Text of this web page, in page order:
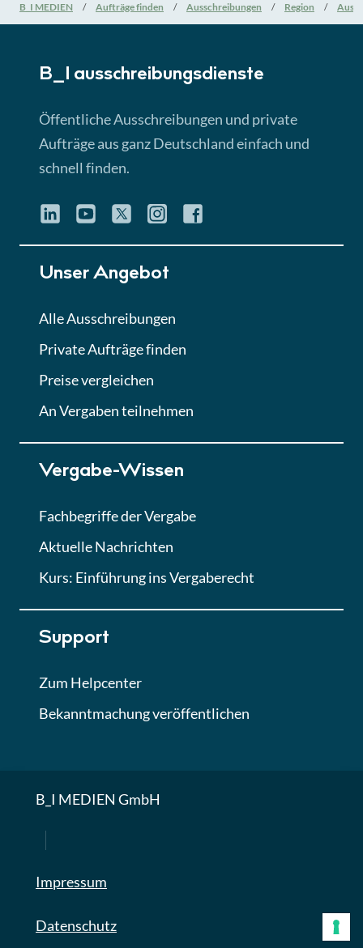
B_I MEDIEN Aufträge finden Ausschreibungen Region
B_I ausschreibungs­dienste
Öffentliche Ausschreibungen und private
Aufträge aus ganz Deutschland einfach und
schnell finden.
Unser Angebot
Alle Ausschreibungen
Private Aufträge finden
Preise vergleichen
An Vergaben teilnehmen
Vergabe-Wissen
Fachbegriffe der Vergabe
Aktuelle Nachrichten
Kurs: Einführung ins Vergaberecht
Support
Zum Helpcenter
Bekanntmachung veröffentlichen
B_I MEDIEN GmbH
Impressum
Datenschutz